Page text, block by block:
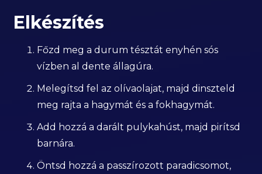
Elkészítés
Főzd meg a durum tésztát enyhén sós
vízben al dente állagúra.
Melegítsd fel az olívaolajat, majd dinszteld
meg rajta a hagymát és a fokhagymát.
Add hozzá a darált pulykahúst, majd pirítsd
barnára.
Öntsd hozzá a passzírozott paradicsomot,